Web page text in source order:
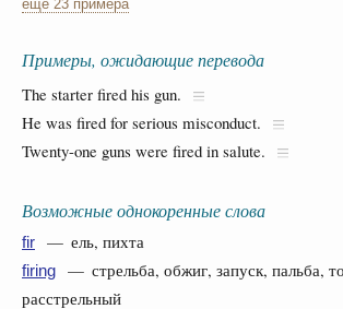
ещё 23 примера
Примеры, ожидающие перевода
The starter fired his gun.
He was fired for serious misconduct.
Twenty-one guns were fired in salute.
Возможные однокоренные слова
fir — ель, пихта
firing
— стрельба, обжиг, запуск, пальба,
расстрельный